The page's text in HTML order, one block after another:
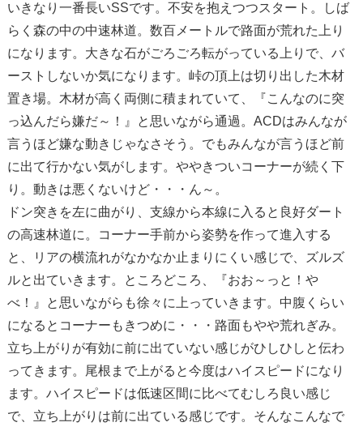
いきなり一番長いSSです。不安を抱えつつスタート。しば
らく森の中の中速林道。数百メートルで路面が荒れた上り
になります。大きな石がごろごろ転がっている上りで、バ
ーストしないか気になります。峠の頂上は切り出した木材
置き場。木材が高く両側に積まれていて、『こんなのに突
っ込んだら嫌だ～！』と思いながら通過。ACDはみんなが
言うほど嫌な動きじゃなさそう。でもみんなが言うほど前
に出て行かない気がします。ややきついコーナーが続く下
り。動きは悪くないけど・・・ん～。
ドン突きを左に曲がり、支線から本線に入ると良好ダート
の高速林道に。コーナー手前から姿勢を作って進入する
と、リアの横流れがなかなか止まりにくい感じで、ズルズ
ルと出ていきます。ところどころ、『おお～っと！や
べ！』と思いながらも徐々に上っていきます。中腹くらい
になるとコーナーもきつめに・・・路面もやや荒れぎみ。
立ち上がりが有効に前に出ていない感じがひしひしと伝わ
ってきます。尾根まで上がると今度はハイスピードになり
ます。ハイスピードは低速区間に比べてむしろ良い感じ
で、立ち上がりは前に出ている感じです。そんなこんなで